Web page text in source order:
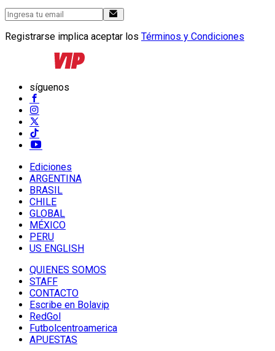
Registrarse implica aceptar los Términos y Condiciones
síguenos
Ediciones
ARGENTINA
BRASIL
CHILE
GLOBAL
MÉXICO
PERU
US ENGLISH
QUIENES SOMOS
STAFF
CONTACTO
Escribe en Bolavip
RedGol
Futbolcentroamerica
APUESTAS